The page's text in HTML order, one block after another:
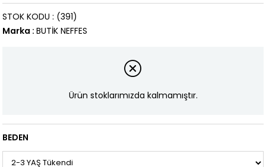
(391)
STOK KODU
Marka : BUTİK NEFFES
Ürün stoklarımızda kalmamıştır.
BEDEN